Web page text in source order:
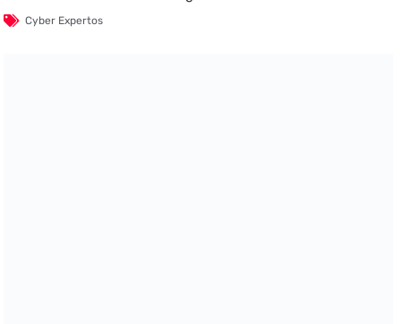
Cyber Expertos